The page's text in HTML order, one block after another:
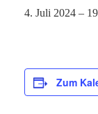
4. Juli 2024 –
Zum